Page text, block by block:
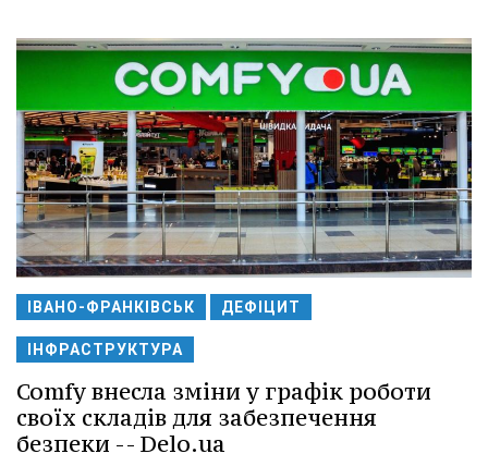
ІВАНО-ФРАНКІВСЬК ДЕФІЦИТ
ІНФРАСТРУКТУРА
Comfy внесла зміни у графік роботи
своїх складів для забезпечення
безпеки -- Delo.ua